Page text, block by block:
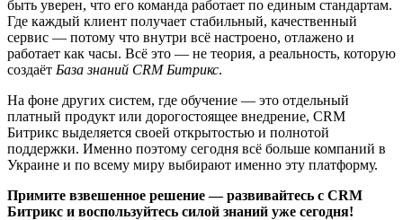
быть уверен, что его команда работает по единым стандартам.
Где каждый клиент получает стабильный, качественный
сервис — потому что внутри всё настроено, отлажено и
работает как часы. Всё это — не теория, а реальность, которую
создаёт База знаний CRM Битрикс.
На фоне других систем, где обучение — это отдельный
платный продукт или дорогостоящее внедрение, CRM
Битрикс выделяется своей открытостью и полнотой
поддержки. Именно поэтому сегодня всё больше компаний в
Украине и по всему миру выбирают именно эту платформу.
Примите взвешенное решение — развивайтесь с CRM
Битрикс и воспользуйтесь силой знаний уже сегодня!